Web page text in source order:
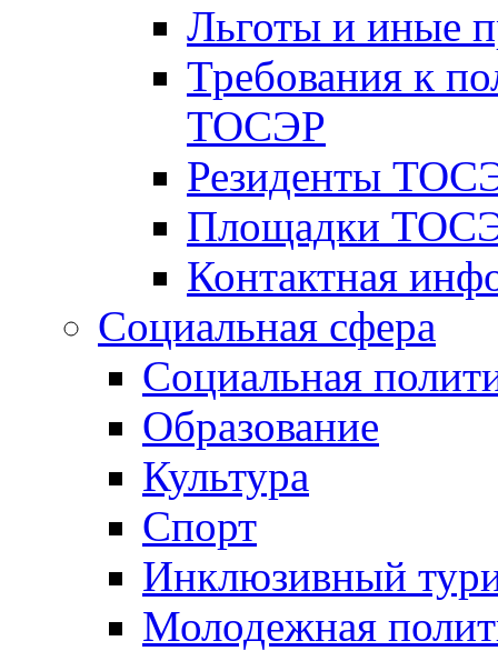
Льготы и иные
Требования к
ТОСЭР
Резиденты
Площадки
Контактная
Социальная сфера
Социальная
Образование
Культура
Спорт
Инклюзивный
Молодежная